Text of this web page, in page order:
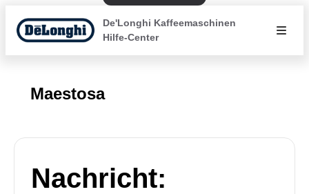
De'Longhi Kaffeemaschinen
Hilfe-Center
Maestosa
Nachricht: